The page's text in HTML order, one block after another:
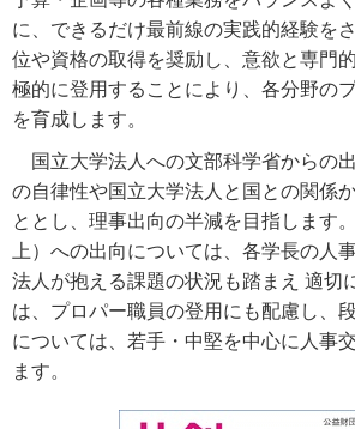
に、できるだけ最前線の実践的経験を
位や資格の取得を奨励し、意欲と専門
極的に登用することにより、各分野の
を育成します。
国立大学法人への文部科学省からの
の自律性や国立大学法人と国との関係
ととし、理事出向の半減を目指します
上）への出向については、各学長の人
法人が抱える課題の状況も踏まえ 適切
は、プロパー職員の登用にも配慮し、
については、若手・中堅を中心に人事
ます。